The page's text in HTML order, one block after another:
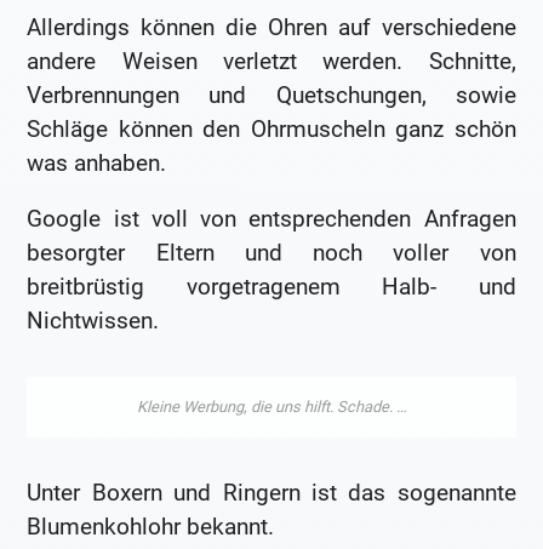
Allerdings können die Ohren auf verschiedene
andere Weisen verletzt werden. Schnitte,
Verbrennungen und Quetschungen, sowie
Schläge können den Ohrmuscheln ganz schön
was anhaben.
Google ist voll von entsprechenden Anfragen
besorgter Eltern und noch voller von
breitbrüstig vorgetragenem Halb- und
Nichtwissen.
Unter Boxern und Ringern ist das sogenannte
Blumenkohlohr bekannt.